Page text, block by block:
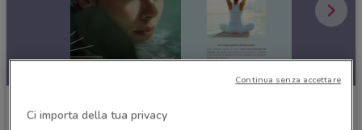
Ci importa della tua privacy
Continua senza accettare